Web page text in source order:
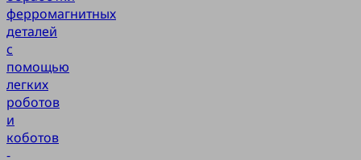
ферромагнитных
деталей
с
помощью
легких
роботов
и
коботов
-